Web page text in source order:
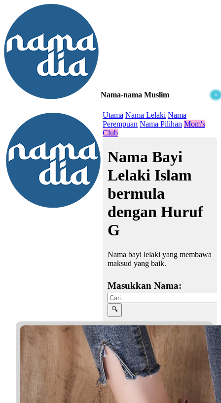
×
Nama-nama Muslim
Utama Nama Lelaki Nama
Perempuan Nama Pilihan Mom's
Club
Nama Bayi
Lelaki Islam
bermula
dengan Huruf
G
Nama bayi lelaki yang membawa
maksud yang baik.
Masukkan Nama: